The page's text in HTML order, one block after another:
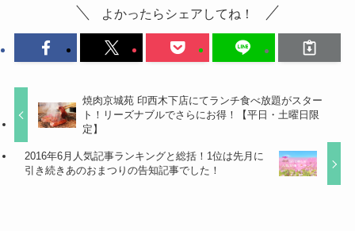
よかったらシェアしてね！
焼肉京城苑 印西木下店にてランチ食べ放題がスター
ト！リーズナブルでさらにお得！【平日・土曜日限
定】
2016年6月人気記事ランキングと総括！1位は先月に
引き続きあのおまつりの告知記事でした！